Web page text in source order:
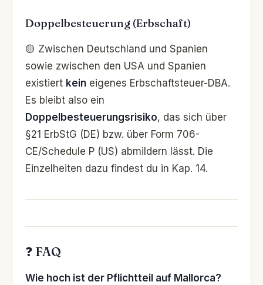
Doppelbesteuerung (Erbschaft)
🟡 Zwischen Deutschland und Spanien
sowie zwischen den USA und Spanien
existiert kein eigenes Erbschaftsteuer-DBA.
Es bleibt also ein
Doppelbesteuerungsrisiko, das sich über
§21 ErbStG (DE) bzw. über Form 706-
CE/Schedule P (US) abmildern lässt. Die
Einzelheiten dazu findest du in Kap. 14.
❓ FAQ
Wie hoch ist der Pflichtteil auf Mallorca?